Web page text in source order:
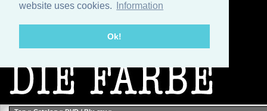
website uses cookies.
Information
Ok!